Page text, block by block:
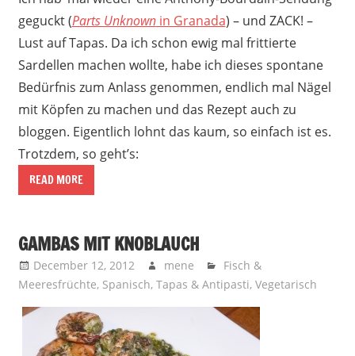
geguckt (Parts Unknownin Granada) – und ZACK! –
Lust auf Tapas. Da ich schon ewig mal frittierte
Sardellen machen wollte, habe ich dieses spontane
Bedürfnis zum Anlass genommen, endlich mal Nägel
mit Köpfen zu machen und das Rezept auch zu
bloggen. Eigentlich lohnt das kaum, so einfach ist es.
Trotzdem, so geht’s:
READ MORE
GAMBAS MIT KNOBLAUCH
December 12, 2012 mene
Fisch &
Meeresfrüchte, Spanisch, Tapas & Antipasti, Vegetarisch